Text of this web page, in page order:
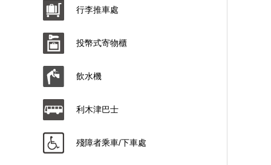
行李推車處
投幣式寄物櫃
飲水機
利木津巴士
殘障者乘車/下車處